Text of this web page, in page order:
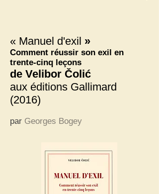
« Manuel d'exil »
Comment réussir son exil en
trente-cinq leçons
de Velibor Čolić
aux éditions Gallimard
(2016)
par Georges Bogey